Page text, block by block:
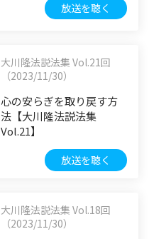
放送を聴く
大川隆法説法集 Vol.21回
（2023/11/30）
心の安らぎを取り戻す方
法【大川隆法説法集
Vol.21】
放送を聴く
大川隆法説法集 Vol.18回
（2023/11/30）